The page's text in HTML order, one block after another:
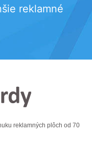
reklamné
reklamných plôch od 70